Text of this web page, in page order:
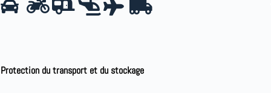
Protection du transport et du stockage